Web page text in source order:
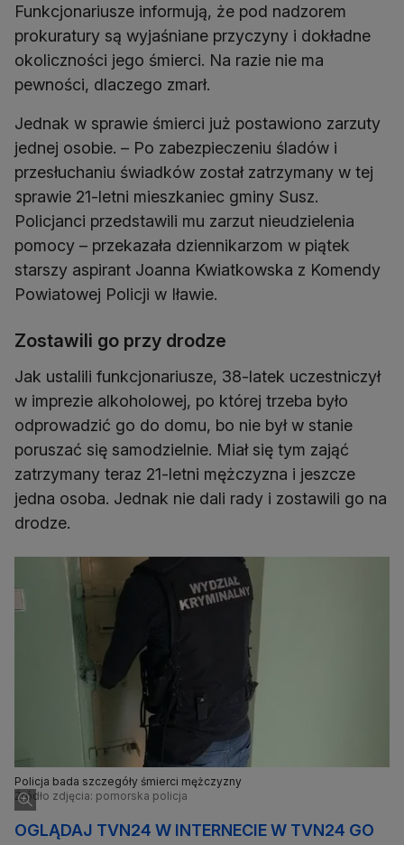
Funkcjonariusze informują, że pod nadzorem
prokuratury są wyjaśniane przyczyny i dokładne
okoliczności jego śmierci. Na razie nie ma
pewności, dlaczego zmarł.
Jednak w sprawie śmierci już postawiono zarzuty
jednej osobie. – Po zabezpieczeniu śladów i
przesłuchaniu świadków został zatrzymany w tej
sprawie 21-letni mieszkaniec gminy Susz.
Policjanci przedstawili mu zarzut nieudzielenia
pomocy – przekazała dziennikarzom w piątek
starszy aspirant Joanna Kwiatkowska z Komendy
Powiatowej Policji w Iławie.
Zostawili go przy drodze
Jak ustalili funkcjonariusze, 38-latek uczestniczył
w imprezie alkoholowej, po której trzeba było
odprowadzić go do domu, bo nie był w stanie
poruszać się samodzielnie. Miał się tym zająć
zatrzymany teraz 21-letni mężczyzna i jeszcze
jedna osoba. Jednak nie dali rady i zostawili go na
drodze.
Policja bada szczegóły śmierci mężczyzny
Źródło zdjęcia: pomorska policja
OGLĄDAJ TVN24 W INTERNECIE W TVN24 GO